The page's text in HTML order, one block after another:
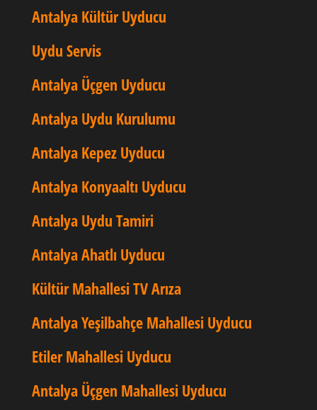
Antalya Kültür Uyducu
Uydu Servis
Antalya Üçgen Uyducu
Antalya Uydu Kurulumu
Antalya Kepez Uyducu
Antalya Konyaaltı Uyducu
Antalya Uydu Tamiri
Antalya Ahatlı Uyducu
Kültür Mahallesi TV Arıza
Antalya Yeşilbahçe Mahallesi Uyducu
Etiler Mahallesi Uyducu
Antalya Üçgen Mahallesi Uyducu